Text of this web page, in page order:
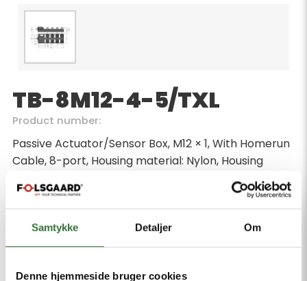
Samtykke Detaljer Om
Denne hjemmeside bruger cookies
TB-8M12-4-5/TXL
Product number:
Passive Actuator/Sensor Box, M12 × 1, With Homerun
Cable, 8-port, Housing material: Nylon, Housing
color: black, Protection class IP67, RoHS-compliant,
CE compliant, Cable length 5 m
Minimum order quantity: 1